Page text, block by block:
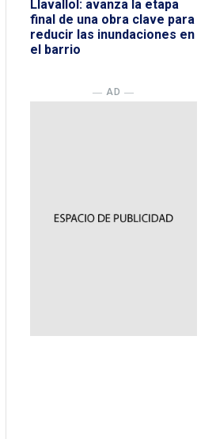
Llavallol: avanza la etapa
final de una obra clave para
reducir las inundaciones en
el barrio
― AD ―